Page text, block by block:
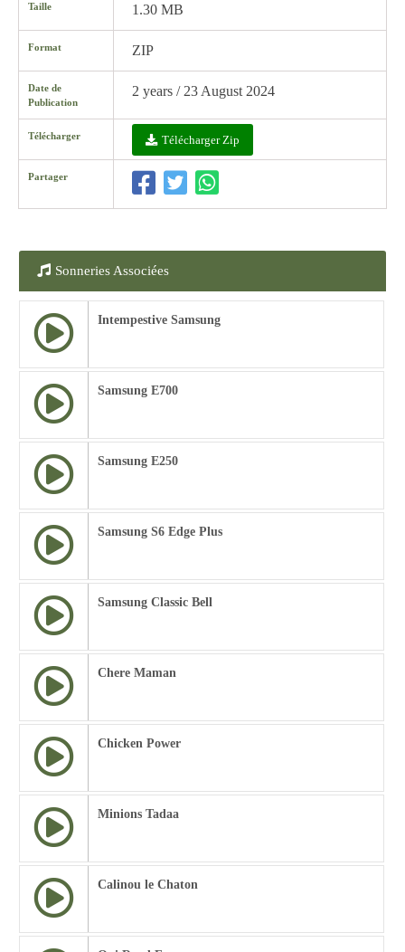
Taille 1.30 MB
Format ZIP
Date de
Publication
2 years / 23 August 2024
Télécharger Télécharger Zip
Partager
Sonneries Associées
Intempestive Samsung
Samsung E700
Samsung E250
Samsung S6 Edge Plus
Samsung Classic Bell
Chere Maman
Chicken Power
Minions Tadaa
Calinou le Chaton